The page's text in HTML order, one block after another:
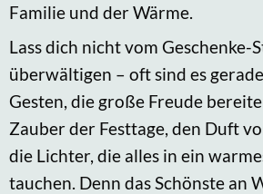
Familie und der Wärme.
Lass dich nicht vom Geschenke-
überwältigen – oft sind es
Gesten, die große Freude
Zauber der Festtage, den Duft
die Lichter, die alles in ein
tauchen. Denn das Schönste an